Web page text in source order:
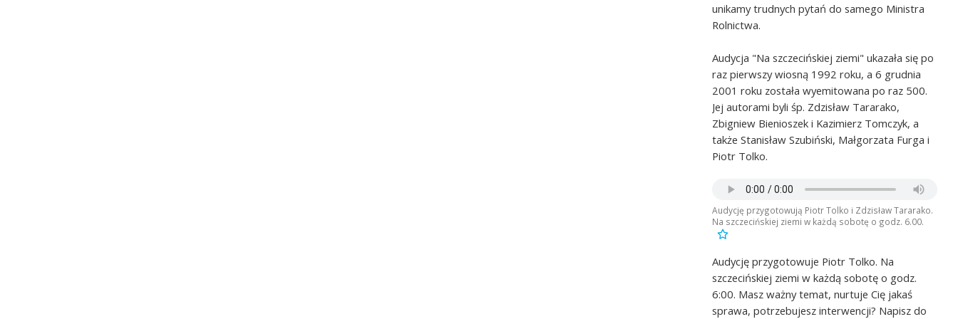
unikamy trudnych pytań do samego Ministra
Rolnictwa.
Audycja "Na szczecińskiej ziemi" ukazała się po
raz pierwszy wiosną 1992 roku, a 6 grudnia
2001 roku została wyemitowana po raz 500.
Jej autorami byli śp. Zdzisław Tararako,
Zbigniew Bienioszek i Kazimierz Tomczyk, a
także Stanisław Szubiński, Małgorzata Furga i
Piotr Tolko.
Audycję przygotowują Piotr Tolko i Zdzisław Tararako.
Na szczecińskiej ziemi w każdą sobotę o godz. 6.00.
Audycję przygotowuje Piotr Tolko. Na
szczecińskiej ziemi w każdą sobotę o godz.
6:00. Masz ważny temat, nurtuje Cię jakaś
sprawa, potrzebujesz interwencji? Napisz do